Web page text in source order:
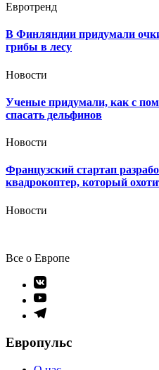
Евротренд
В Финляндии придумали
грибы в лесу
Новости
Ученые придумали, как с
спасать дельфинов
Новости
Французский стартап
квадрокоптер, который
Новости
Все о Европе
Элемент
меню
Элемент
меню
Элемент
Европульс